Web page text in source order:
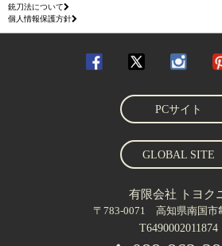
銃刀法について
個人情報保護方針
PCサイト
GLOBAL SITE
有限会社 トヨク
〒783-0071 高知県南国市
T6490002011874